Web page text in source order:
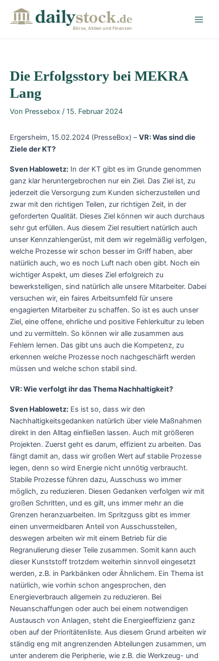
Börse, Aktien und Finanzen
Die Erfolgsstory bei MEKRA
Lang
Von Pressebox / 15. Februar 2024
Ergersheim, 15.02.2024 (PresseBox) –VR: Was sind die
Ziele der KT?
Sven Hablowetz: In der KT gibt es im Grunde genommen
ganz klar heruntergebrochen nur ein Ziel. Das Ziel ist, zu
jederzeit die Versorgung zum Kunden sicherzustellen und
zwar mit den richtigen Teilen, zur richtigen Zeit, in der
geforderten Qualität. Dieses Ziel können wir auch durchaus
sehr gut erfüllen. Aus diesem Ziel resultiert natürlich auch
unser Kennzahlengerüst, mit dem wir regelmäßig verfolgen,
welche Prozesse wir schon besser im Griff haben, aber
natürlich auch, wo es noch Luft nach oben gibt. Noch ein
wichtiger Aspekt, um dieses Ziel erfolgreich zu
bewerkstelligen, sind natürlich alle unsere Mitarbeiter. Dabei
versuchen wir, ein faires Arbeitsumfeld für unsere
engagierten Mitarbeiter zu schaffen. So ist es auch unser
Ziel, eine offene, ehrliche und positive Fehlerkultur zu leben
und zu vermitteln. So können wir alle zusammen aus
Fehlern lernen. Das gibt uns auch die Kompetenz, zu
erkennen welche Prozesse noch nachgeschärft werden
müssen und welche schon stabil sind.
VR: Wie verfolgt ihr das Thema Nachhaltigkeit?
Sven Hablowetz: Es ist so, dass wir den
Nachhaltigkeitsgedanken natürlich über viele Maßnahmen
direkt in den Alltag einfließen lassen. Auch mit größeren
Projekten. Zuerst geht es darum, effizient zu arbeiten. Das
fängt damit an, dass wir großen Wert auf stabile Prozesse
legen, denn so wird Energie nicht unnötig verbraucht.
Stabile Prozesse führen dazu, Ausschuss wo immer
möglich, zu reduzieren. Diesen Gedanken verfolgen wir mit
großen Schritten, und es gilt, uns immer mehr an die
Grenzen heranzuarbeiten. Im Spritzguss gibt es immer
einen unvermeidbaren Anteil von Ausschussteilen,
deswegen arbeiten wir mit einem Betrieb für die
Regranulierung dieser Teile zusammen. Somit kann auch
dieser Kunststoff trotzdem weiterhin sinnvoll eingesetzt
werden, z.B. in Parkbänken oder Ähnlichem. Ein Thema ist
natürlich, wie vorhin schon angesprochen, den
Energieverbrauch allgemein zu reduzieren. Bei
Neuanschaffungen oder auch bei einem notwendigen
Austausch von Anlagen, steht die Energieeffizienz ganz
oben auf der Prioritätenliste. Aus diesem Grund arbeiten wir
ständig eng mit angrenzenden Abteilungen zusammen, um
unter anderem die Peripherie, wie z.B. die Werkzeug- und